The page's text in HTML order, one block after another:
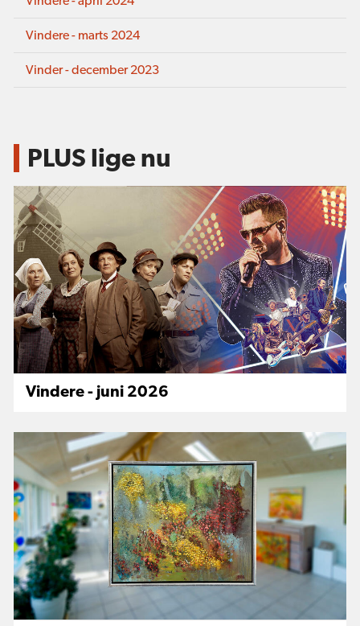
Vindere - marts 2024
Vinder - december 2023
PLUS lige nu
Vindere - juni 2026